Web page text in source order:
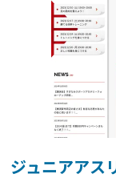
ジュニアアス